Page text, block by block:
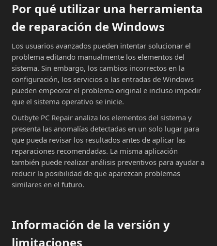
Por qué utilizar una herramienta
de reparación de Windows
Los usuarios avanzados pueden intentar solucionar el
problema editando manualmente los elementos del
sistema. Sin embargo, los cambios incorrectos en la
configuración, los servicios o las entradas de Windows
pueden empeorar el problema original e incluso impedir
que el sistema operativo se inicie.
Outbyte PC Repair analiza los elementos del sistema y
presenta las anomalías detectadas en un solo lugar para
que pueda revisar los resultados antes de aplicar las
reparaciones recomendadas. La misma aplicación
también puede realizar análisis preventivos para ayudar a
reducir la posibilidad de que aparezcan problemas
similares en el futuro.
Información de la versión y
limitaciones